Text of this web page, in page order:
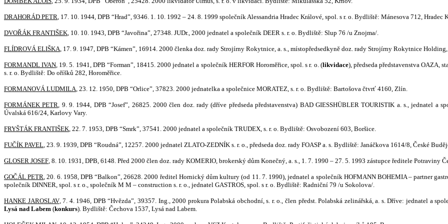
DRAHORÁD PETR, 17. 10. 1944, DPB “Hrad”, 9346. 1. 10. 1992 – 24. 8. 1999 společník Alessandria Hradec Králové, spol. s r. o. Bydliště: Mánesova 712, Hradec
DVOŘÁK FRANTIŠEK, 10. 10. 1943, DPB “Javořina”, 27348. JUDr., 2000 jednatel a společník DEER s. r. o. Bydliště: Slup 76 /u Znojma/.
FLÍDROVÁ ELIŠKA, 17. 9. 1947, DPB “Kámen”, 16914. 2000 členka doz. rady Strojírny Rokytnice, a. s., místopředsedkyně doz. rady Strojírny Rokytnice
FORMANDL IVAN, 19. 5. 1941, DPB “Forman”, 18415. 2000 jednatel a společník HERFOR Horoměřice, spol. s r. o. (likvidace),předseda představenstva OAZA,
s. r. o. Bydliště: Do oříšků 282, Horoměřice.
FORMANOVÁ LUDMILA, 23. 12. 1950, DPB “Orlice”, 37823. 2000 jednatelka a společnice MORATEZ, s. r. o. Bydliště: Bartošova čtvrť 4160, Zlín.
FORMÁNEK PETR, 9. 9. 1944, DPB “Josef”, 26825. 2000 člen doz. rady (dříve předseda představenstva) BAD GIESSHÜBLER TOURISTIK a. s., jednatel a
Úvalská 616/24, Karlovy Vary.
FRYŠTÁK FRANTIŠEK, 22. 7. 1953, DPB “Smrk”, 37541. 2000 jednatel a společník TRUDEX, s. r. o. Bydliště: Osvobození 603, Boršice.
FUČÍK PAVEL, 23. 9. 1939, DPB “Roudná”, 12257. 2000 jednatel ZLATO-ZEDNÍK s. r. o., předseda doz. rady FOASP a. s. Bydliště: Janáčkova 1614/8, České
GLOSER JOSEF, 8. 10. 1931, DPB, 6148. Před 2000 člen doz. rady KOMERIO, brokerský dům Konečný, a. s., 1. 7. 1990 – 27. 5. 1993 zástupce ředitele Potraviny
GOČÁL PETR, 20. 6. 1958, DPB “Balkon”, 26628. 2000 ředitel Hornický dům kultury (od 11. 7. 1990), jednatel a společník HOFMANN BOHEMIA – partner
společník DINNER, spol. s r. o., společník M M – construction s. r. o., jednatel GASTROS, spol. s r. o. Bydliště: Radniční 79 /u Sokolova/.
HANKE JAROSLAV, 7. 4. 1946, DPB “Hvězda”, 39357. Ing., 2000 prokura Polabská obchodní, s. r. o., člen předst. Polabská zelinářská, a. s. Dříve: jednatel a
Lysá nad Labem (konkurs). Bydliště: Čechova 1537, Lysá nad Labem.